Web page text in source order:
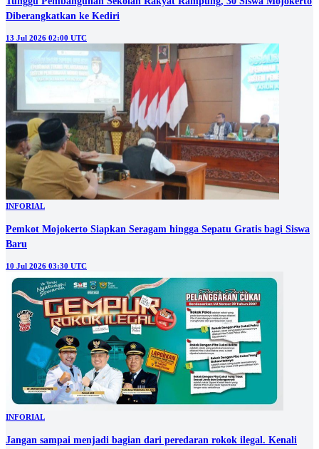
Diberangkatkan ke Kediri
13 Jul 2026 02:00 UTC
INFORIAL
Pemkot Mojokerto Siapkan Seragam hingga Sepatu Gratis bagi Siswa
Baru
10 Jul 2026 03:30 UTC
INFORIAL
Jangan sampai menjadi bagian dari peredaran rokok ilegal. Kenali